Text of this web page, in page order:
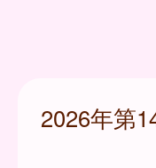
2026年第